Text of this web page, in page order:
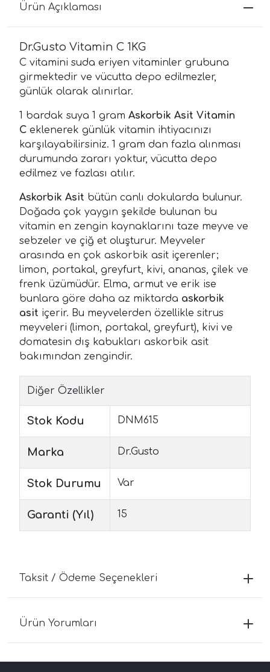
Ürün Açıklaması
Dr.Gusto Vitamin C 1KG
C vitamini suda eriyen vitaminler grubuna
girmektedir ve vücutta depo edilmezler,
günlük olarak alınırlar.
1 bardak suya 1 gram Askorbik Asit Vitamin
C eklenerek günlük vitamin ihtiyacınızı
karşılayabilirsiniz. 1 gram dan fazla alınması
durumunda zararı yoktur, vücutta depo
edilmez ve fazlası atılır.
Askorbik Asit bütün canlı dokularda bulunur.
Doğada çok yaygın şekilde bulunan bu
vitamin en zengin kaynaklarını taze meyve ve
sebzeler ve çiğ et oluşturur. Meyveler
arasında en çok askorbik asit içerenler;
limon, portakal, greyfurt, kivi, ananas, çilek ve
frenk üzümüdür. Elma, armut ve erik ise
bunlara göre daha az miktarda askorbik
asit içerir. Bu meyvelerden özellikle sitrus
meyveleri (limon, portakal, greyfurt), kivi ve
domatesin dış kabukları askorbik asit
bakımından zengindir.
Diğer Özellikler
Stok Kodu DNM615
Marka Dr.Gusto
Stok Durumu Var
Garanti (Yıl) 15
Taksit / Ödeme Seçenekleri
Ürün Yorumları